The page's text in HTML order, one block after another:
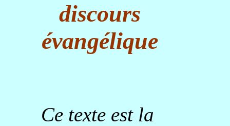
discours
évangélique
Ce texte est la